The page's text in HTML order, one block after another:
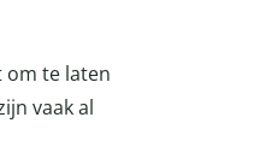
om te laten
vaak al